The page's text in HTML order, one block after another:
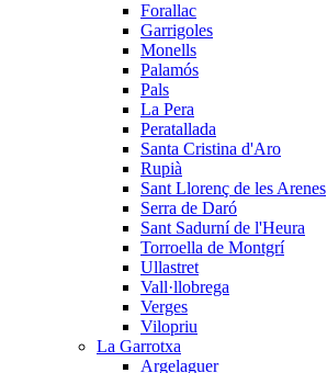
Forallac
Garrigoles
Monells
Palamós
Pals
La Pera
Peratallada
Santa Cristina d'Aro
Rupià
Sant Llorenç de les Arenes
Serra de Daró
Sant Sadurní de l'Heura
Torroella de Montgrí
Ullastret
Vall·llobrega
Verges
Vilopriu
La Garrotxa
Argelaguer